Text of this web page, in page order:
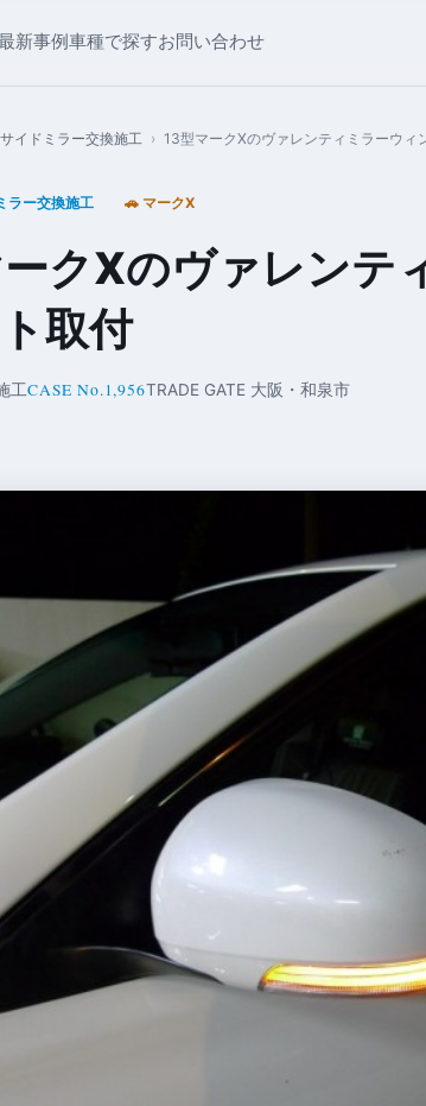
新事例車種で探すお問い合わせ
イドミラー交換施工 › 13型マークXのヴァレンティミラーウィ
ラー交換施工 🚗 マークX
クXのヴァレンテ
取付
工CASE No.1,956TRADE GATE 大阪・和泉市